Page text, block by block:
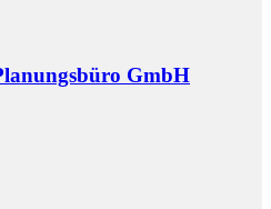
GmbH